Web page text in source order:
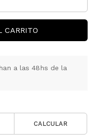
CARRITO
a las 48hs de la
CALCULAR